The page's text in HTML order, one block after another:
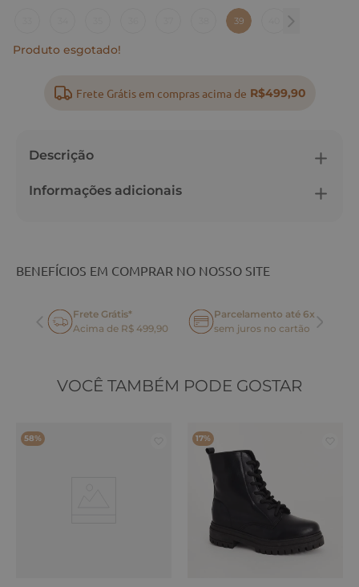
39
Produto esgotado!
Frete Grátis em compras acima de R$499,90
Descrição
Informações adicionais
BENEFÍCIOS EM COMPRAR NO NOSSO SITE
Frete Grátis*
Acima de R$ 499,90
Parcelamento até 6x
sem juros no cartão
VOCÊ TAMBÉM PODE GOSTAR
58% 17%